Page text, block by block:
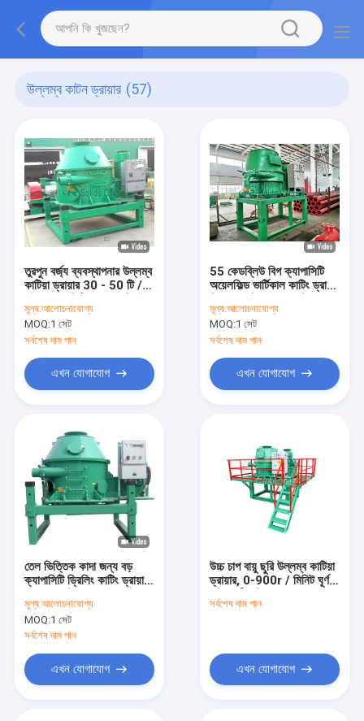
উল্লম্ব কাটন ড্রায়ার (57)
তুরপুন বর্জ্য ব্যবস্থাপনার উল্লম্ব
কাটিয়া ড্রায়ার 30 - 50 টি /
মূল্য:আলোচনাযোগ্য
MOQ:1 সেট
সর্বশেষ দাম পান
এখন যোগাযোগ
55 কেডব্লিউ বিগ ক্যাপাসিটি
অয়েলফিল্ড ভার্টিকাল কাটিং ড্রায়ার
মূল্য:আলোচনাযোগ্য
MOQ:1 সেট
সর্বশেষ দাম পান
এখন যোগাযোগ
তেল ভিত্তিক কাদা জন্য বড়
ক্যাপাসিটি ড্রিলিং কাটিং ড্রায়ার
মূল্য:আলোচনাযোগ্য
MOQ:1 সেট
সর্বশেষ দাম পান
এখন যোগাযোগ
উচ্চ চাপ বায়ু ছুরি উল্লম্ব কাটিয়া
ড্রায়ার, 0-900r / মিনিট ঘূর্ণন
সর্বশেষ দাম পান
এখন যোগাযোগ